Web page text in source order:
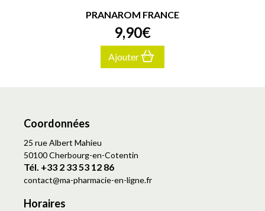
PRANAROM FRANCE
9,90€
Ajouter
Coordonnées
25 rue Albert Mahieu
50100 Cherbourg-en-Cotentin
Tél. +33 2 33 53 12 86
contact@ma-pharmacie-en-ligne.fr
Horaires